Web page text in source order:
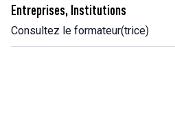
Entreprises, Institutions
Consultez le formateur(trice)